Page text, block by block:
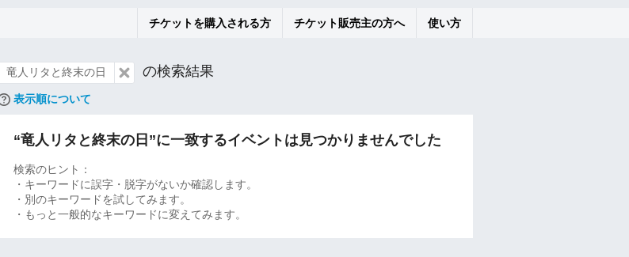
チケットを購入される方 チケット販売主の方へ 使い方
竜人リタと終末の日 の検索結果
表示順について
“竜人リタと終末の日”に一致するイベントは見つかりませんでした
検索のヒント：
・キーワードに誤字・脱字がないか確認します。
・別のキーワードを試してみます。
・もっと一般的なキーワードに変えてみます。